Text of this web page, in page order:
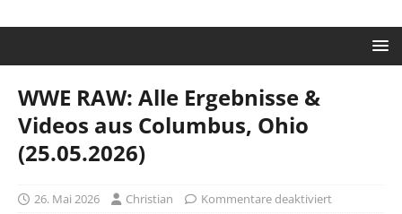
WWE RAW: Alle Ergebnisse &
Videos aus Columbus, Ohio
(25.05.2026)
26. Mai 2026 Christian Kommentare deaktiviert